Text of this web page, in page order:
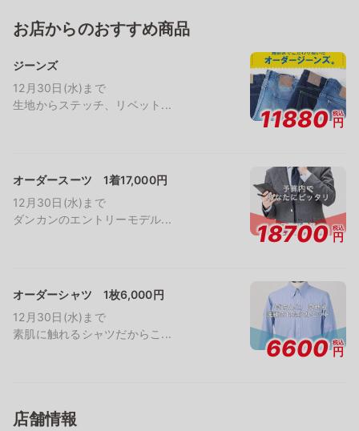
お店からのおすすめ商品
ジーンズ
12月30日(水)まで
生地からステッチ、リベット...
11880 税込
円
オーダースーツ 1着17,000円
12月30日(水)まで
ダンカンのエントリーモデル...
18700 税込
円
オーダーシャツ 1枚6,000円
12月30日(水)まで
素肌に触れるシャツだからこ...
6600 税込
円
店舗情報